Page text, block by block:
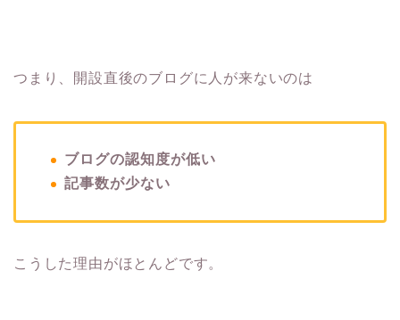
つまり、開設直後のブログに人が来ないのは
ブログの認知度が低い
記事数が少ない
こうした理由がほとんどです。